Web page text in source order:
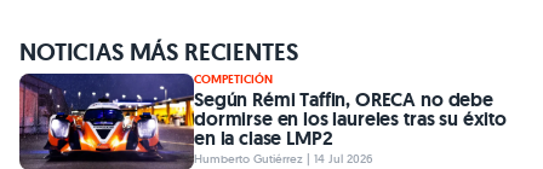
NOTICIAS MÁS RECIENTES
COMPETICIÓN
Según Rémi Taffin, ORECA no debe
dormirse en los laureles tras su éxito
en la clase LMP2
Humberto Gutiérrez | 14 Jul 2026